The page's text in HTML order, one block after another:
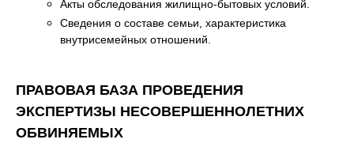
Акты обследования жилищно-бытовых условий.
Сведения о составе семьи, характеристика
внутрисемейных отношений.
ПРАВОВАЯ БАЗА ПРОВЕДЕНИЯ
ЭКСПЕРТИЗЫ НЕСОВЕРШЕННОЛЕТНИХ
ОБВИНЯЕМЫХ